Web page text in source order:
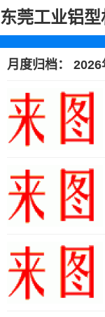
东莞工业铝
月度归档： 2026